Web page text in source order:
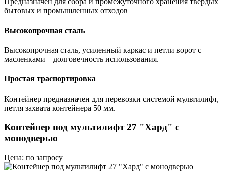
бытовых и промышленных отходов
Высокопрочная сталь
Высокопрочная сталь, усиленный каркас и петли ворот с
масленками – долговечность использования.
Простая траспортировка
Контейнер предназначен для перевозки системой мультилифт,
петля захвата контейнера 50 мм.
Контейнер под мультилифт 27 "Хард" с
монодверью
Цена: по запросу